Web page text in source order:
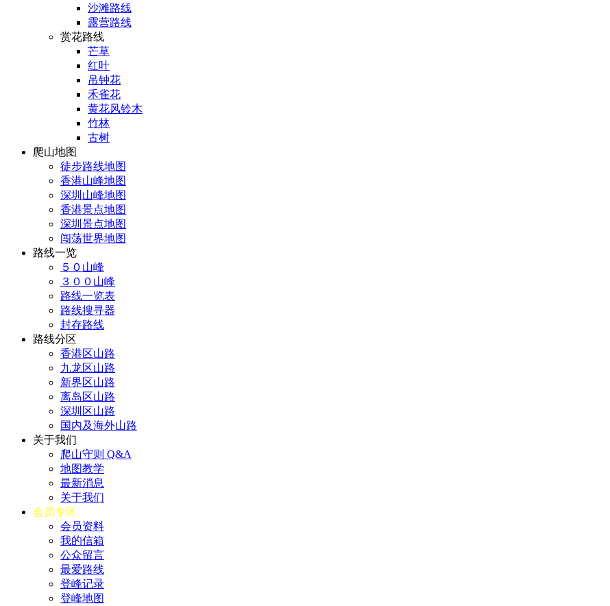
沙滩路线
露营路线
赏花路线
芒草
红叶
吊钟花
禾雀花
黄花风铃木
竹林
古树
爬山地图
徒步路线地图
香港山峰地图
深圳山峰地图
香港景点地图
深圳景点地图
闯荡世界地图
路线一览
５０山峰
３００山峰
路线一览表
路线搜寻器
封存路线
路线分区
香港区山路
九龙区山路
新界区山路
离岛区山路
深圳区山路
国内及海外山路
关于我们
爬山守则 Q&A
地图教学
最新消息
关于我们
会员专区
会员资料
我的信箱
公众留言
最爱路线
登峰记录
登峰地图